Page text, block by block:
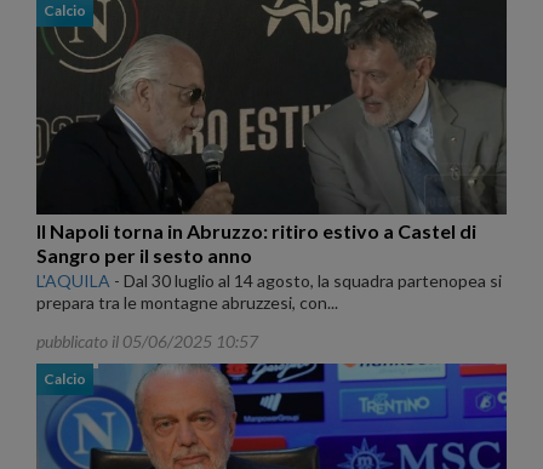
Calcio
Il Napoli torna in Abruzzo: ritiro estivo a Castel di
Sangro per il sesto anno
L'AQUILA - Dal 30 luglio al 14 agosto, la squadra partenopea si
prepara tra le montagne abruzzesi, con...
pubblicato il 05/06/2025 10:57
Calcio